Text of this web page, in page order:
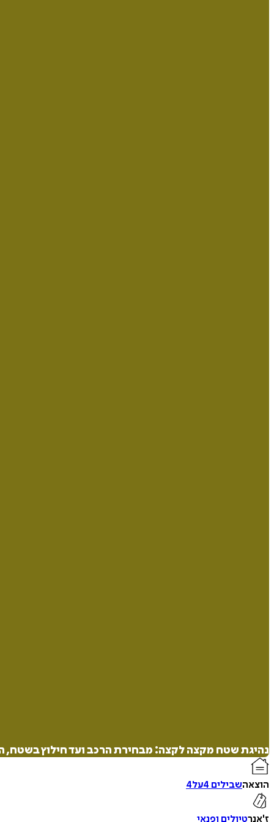
נהיגת שטח מקצה לקצה: מבחירת הרכב ועד חילוץ בשטח,
הוצאהשבילים 4על4
ז'אנרטיולים ופנאי